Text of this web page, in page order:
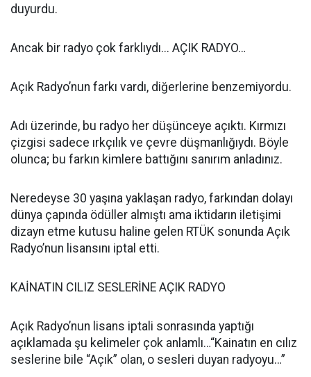
duyurdu.
Ancak bir radyo çok farklıydı... AÇIK RADYO…
Açık Radyo’nun farkı vardı, diğerlerine benzemiyordu.
Adı üzerinde, bu radyo her düşünceye açıktı. Kırmızı
çizgisi sadece ırkçılık ve çevre düşmanlığıydı. Böyle
olunca; bu farkın kimlere battığını sanırım anladınız.
Neredeyse 30 yaşına yaklaşan radyo, farkından dolayı
dünya çapında ödüller almıştı ama iktidarın iletişimi
dizayn etme kutusu haline gelen RTÜK sonunda Açık
Radyo’nun lisansını iptal etti.
KAİNATIN CILIZ SESLERİNE AÇIK RADYO
Açık Radyo’nun lisans iptali sonrasında yaptığı
açıklamada şu kelimeler çok anlamlı…“Kainatın en cılız
seslerine bile “Açık” olan, o sesleri duyan radyoyu…”